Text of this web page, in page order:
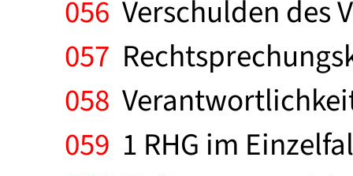
056 Verschulden des
057
058
059 1 RHG im